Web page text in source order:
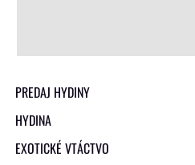
PREDAJ HYDINY
HYDINA
EXOTICKÉ VTÁCTVO